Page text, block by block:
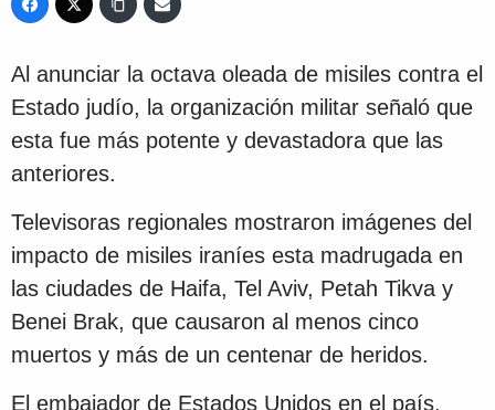
Al anunciar la octava oleada de misiles contra el
Estado judío, la organización militar señaló que
esta fue más potente y devastadora que las
anteriores.
Televisoras regionales mostraron imágenes del
impacto de misiles iraníes esta madrugada en
las ciudades de Haifa, Tel Aviv, Petah Tikva y
Benei Brak, que causaron al menos cinco
muertos y más de un centenar de heridos.
El embajador de Estados Unidos en el país,